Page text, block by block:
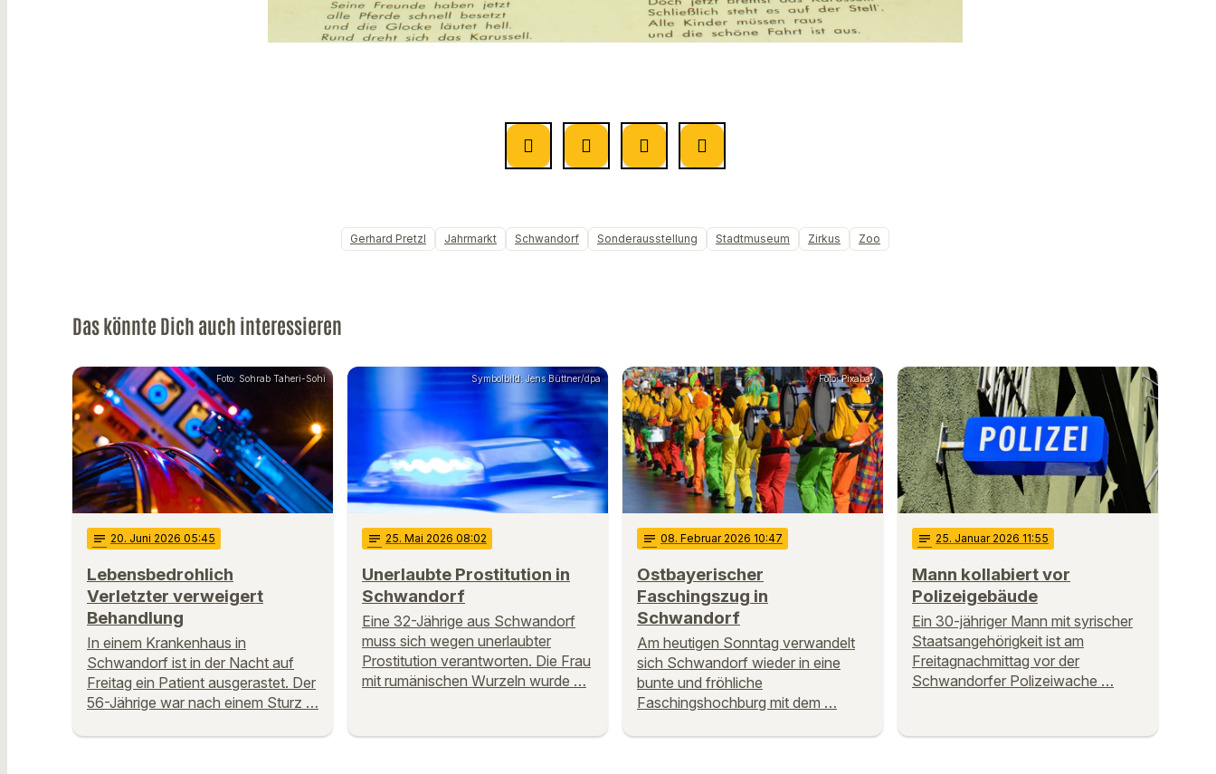
Gerhard Pretzl Jahrmarkt Schwandorf Sonderausstellung Stadtmuseum Zirkus Zoo
Das könnte Dich auch interessieren
Foto: Sohrab Taheri-Sohi
notes 20. Juni 2026 05:45
Lebensbedrohlich
Verletzter verweigert
Behandlung
In einem Krankenhaus in
Schwandorf ist in der Nacht auf
Freitag ein Patient ausgerastet. Der
56-Jährige war nach einem Sturz …
Symbolbild: Jens Büttner/dpa
notes 25. Mai 2026 08:02
Unerlaubte Prostitution in
Schwandorf
Eine 32-Jährige aus Schwandorf
muss sich wegen unerlaubter
Prostitution verantworten. Die Frau
mit rumänischen Wurzeln wurde …
Foto: Pixabay
notes 08. Februar 2026 10:47
Ostbayerischer
Faschingszug in
Schwandorf
Am heutigen Sonntag verwandelt
sich Schwandorf wieder in eine
bunte und fröhliche
Faschingshochburg mit dem …
notes 25. Januar 2026 11:55
Mann kollabiert vor
Polizeigebäude
Ein 30-jähriger Mann mit syrischer
Staatsangehörigkeit ist am
Freitagnachmittag vor der
Schwandorfer Polizeiwache …